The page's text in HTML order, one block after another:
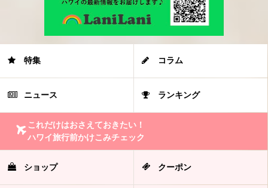
特集 コラム
ニュース ランキング
これだけはおさえておきたい！
ハワイ旅行前かけこみチェック
ショップ クーポン